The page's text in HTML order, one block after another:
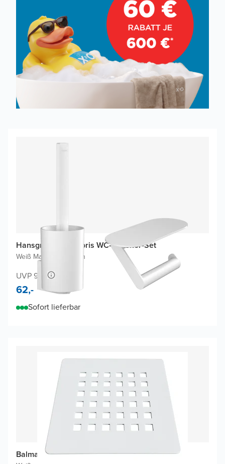
Hansgrohe WallStoris WC-Zubehör-Set
Weiß Matt Mix & Match
UVP 93,-
62,-
Sofort lieferbar
Balmani Vibe Abdeckgitter für Ablauf